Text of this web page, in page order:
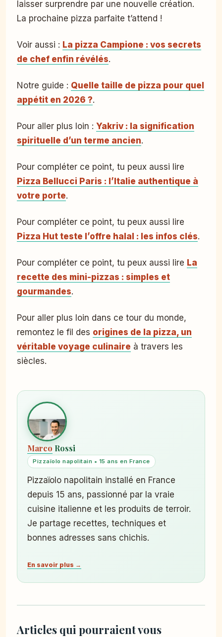
laisser surprendre par une nouvelle création.
La prochaine pizza parfaite t’attend !
Voir aussi : La pizza Campione : vos secrets
de chef enfin révélés.
Notre guide : Quelle taille de pizza pour quel
appétit en 2026 ?.
Pour aller plus loin : Yakriv : la signification
spirituelle d’un terme ancien.
Pour compléter ce point, tu peux aussi lire
Pizza Bellucci Paris : l’Italie authentique à
votre porte.
Pour compléter ce point, tu peux aussi lire
Pizza Hut teste l’offre halal : les infos clés.
Pour compléter ce point, tu peux aussi lire La
recette des mini-pizzas : simples et
gourmandes.
Pour aller plus loin dans ce tour du monde,
remontez le fil des origines de la pizza, un
véritable voyage culinaire à travers les
siècles.
Marco Rossi
Pizzaïolo napolitain • 15 ans en France
Pizzaïolo napolitain installé en France
depuis 15 ans, passionné par la vraie
cuisine italienne et les produits de terroir.
Je partage recettes, techniques et
bonnes adresses sans chichis.
En savoir plus →
Articles qui pourraient vous